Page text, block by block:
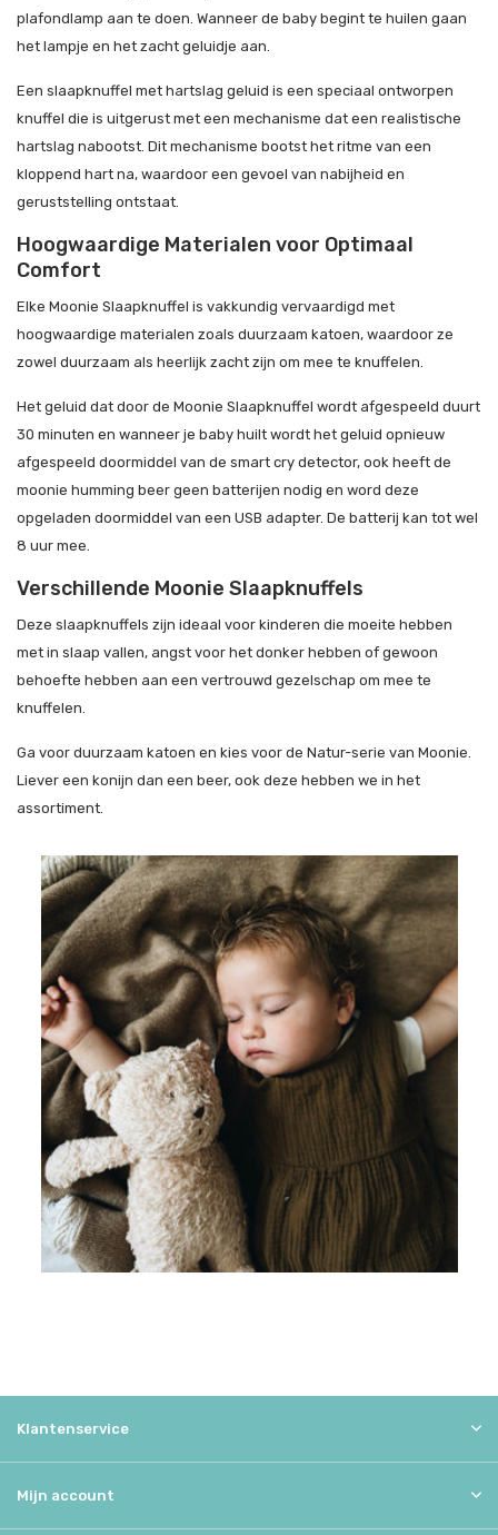
plafondlamp aan te doen. Wanneer de baby begint te huilen gaan
het lampje en het zacht geluidje aan.
Een slaapknuffel met hartslag geluid is een speciaal ontworpen
knuffel die is uitgerust met een mechanisme dat een realistische
hartslag nabootst. Dit mechanisme bootst het ritme van een
kloppend hart na, waardoor een gevoel van nabijheid en
geruststelling ontstaat.
Hoogwaardige Materialen voor Optimaal
Comfort
Elke Moonie Slaapknuffel is vakkundig vervaardigd met
hoogwaardige materialen zoals duurzaam katoen, waardoor ze
zowel duurzaam als heerlijk zacht zijn om mee te knuffelen.
Het geluid dat door de Moonie Slaapknuffel wordt afgespeeld duurt
30 minuten en wanneer je baby huilt wordt het geluid opnieuw
afgespeeld doormiddel van de smart cry detector, ook heeft de
moonie humming beer geen batterijen nodig en word deze
opgeladen doormiddel van een USB adapter. De batterij kan tot wel
8 uur mee.
Verschillende Moonie Slaapknuffels
Deze slaapknuffels zijn ideaal voor kinderen die moeite hebben
met in slaap vallen, angst voor het donker hebben of gewoon
behoefte hebben aan een vertrouwd gezelschap om mee te
knuffelen.
Ga voor duurzaam katoen en kies voor de Natur-serie van Moonie.
Liever een konijn dan een beer, ook deze hebben we in het
assortiment.
Klantenservice
Mijn account